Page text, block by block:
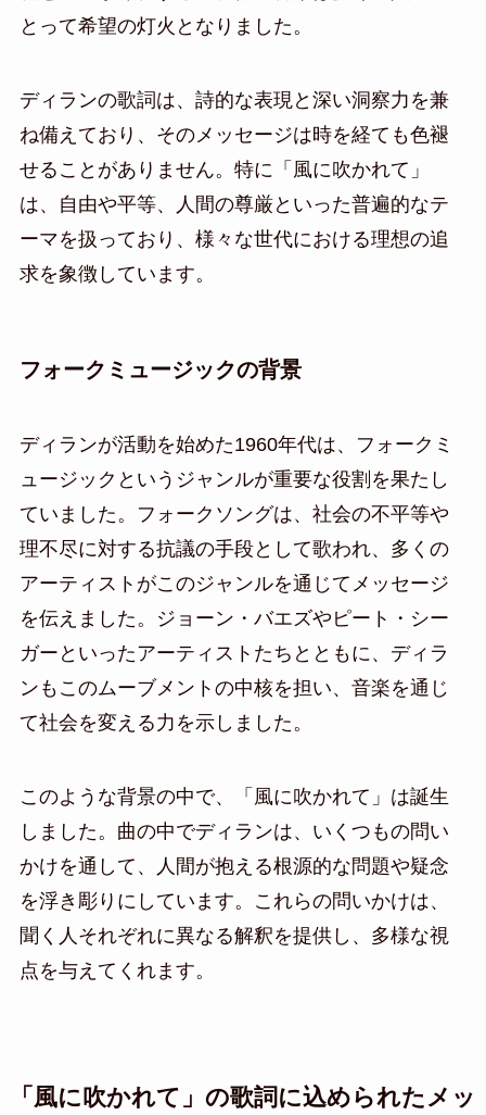
とって希望の灯火となりました。
ディランの歌詞は、詩的な表現と深い洞察力を兼
ね備えており、そのメッセージは時を経ても色褪
せることがありません。特に「風に吹かれて」
は、自由や平等、人間の尊厳といった普遍的なテ
ーマを扱っており、様々な世代における理想の追
求を象徴しています。
フォークミュージックの背景
ディランが活動を始めた1960年代は、フォークミ
ュージックというジャンルが重要な役割を果たし
ていました。フォークソングは、社会の不平等や
理不尽に対する抗議の手段として歌われ、多くの
アーティストがこのジャンルを通じてメッセージ
を伝えました。ジョーン・バエズやピート・シー
ガーといったアーティストたちとともに、ディラ
ンもこのムーブメントの中核を担い、音楽を通じ
て社会を変える力を示しました。
このような背景の中で、「風に吹かれて」は誕生
しました。曲の中でディランは、いくつもの問い
かけを通して、人間が抱える根源的な問題や疑念
を浮き彫りにしています。これらの問いかけは、
聞く人それぞれに異なる解釈を提供し、多様な視
点を与えてくれます。
「風に吹かれて」の歌詞に込められたメッ